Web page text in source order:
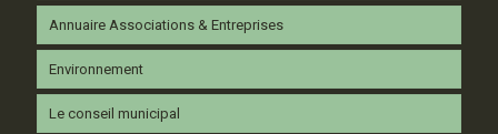
Annuaire Associations & Entreprises
Environnement
Le conseil municipal